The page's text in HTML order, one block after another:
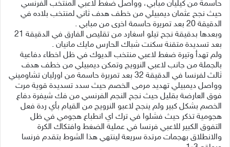
حاسمة من كيليان مبابي، وواصل ضغط لاعبي المنتخب الفرنسي
حيث نجح عثمان ديمبيلي من خطف هدف ثاني لمنتخب بلاده في
الدقيقة 20 بعد تمريرة حاسمة اخرى من مبابي .
وبعدها بدقيقة نجح تيلو اسغارد من تقليص الفارق في الدقيقة 21
بعد تسديدة متقنة سكنت شباك الحارس مايك مانيان .
ولم تهدأ وتيرة ضغط لاعبي منتخب الديوك في ظل اخطاء دفاعية
بالجملة من جانب لاعبي النرويج وتمكن ديمبيلي من خطف هدف
ثالث لفرنسا في الدقيقة 32 بعد تمريرة حاسمة من اورليان تشاوميني
وواصل ديمبيلي تهديد مرمى الخصم حيث سدد تسديدة قوية مرت
فوق العارضة بقليل حيث نجح النجم الفرنسي من فك شيفرة دفاع
الخصم بشكل كبير ولم ينجح لاعبو النرويج من القيام بأي ردة فعل
هجومية تذكر حيث فشلوا في ترك اي انطباع هجومي في ظل
التفوق الكبير للاعبي فرنسا في عملية الضغط وافتكاك الكرة
والانطلاق بهجمات مرتدة سريعة لينتهي هذا الشوط بتقدم فرنسا